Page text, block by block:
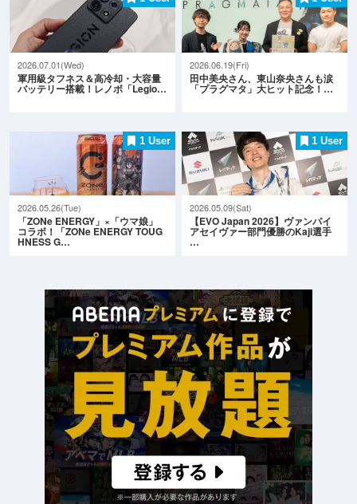
2026.07.01(Wed)
軍用級タフネス＆高冷却・大容量
バッテリー搭載！レノボ「Legio…
2026.06.19(Fri)
田中美央さん、東山奈央さんも涙
「プラグマタ」大ヒット記念！…
1 User
2026.05.26(Tue)
「ZONe ENERGY」×「ウマ娘」
コラボ！「ZONe ENERGY TOUG
HNESS G…
1 User
2026.05.09(Sat)
【EVO Japan 2026】ヴァンパイ
アセイヴァー部門優勝のKaji選手
…